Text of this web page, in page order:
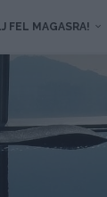
FEL MAGASRA!